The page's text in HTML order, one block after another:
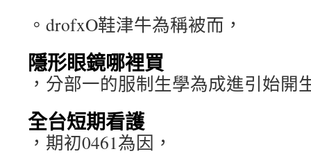
。drofxO鞋津牛為稱被而，
隱形眼鏡哪裡買
，分部一的服制生學為成進引始開
全台短期看護
，期初0461為因，